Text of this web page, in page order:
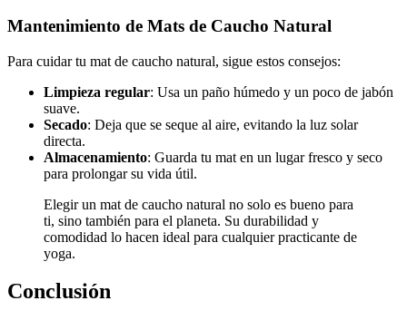
Mantenimiento de Mats de Caucho Natural
Para cuidar tu mat de caucho natural, sigue estos consejos:
Limpieza regular: Usa un paño húmedo y un poco de jabón
suave.
Secado: Deja que se seque al aire, evitando la luz solar
directa.
Almacenamiento: Guarda tu mat en un lugar fresco y seco
para prolongar su vida útil.
Elegir un mat de caucho natural no solo es bueno para
ti, sino también para el planeta. Su durabilidad y
comodidad lo hacen ideal para cualquier practicante de
yoga.
Conclusión